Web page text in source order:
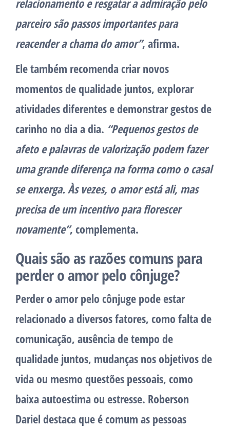
parceiro são passos importantes para
reacender a chama do amor”, afirma.
Ele também recomenda criar novos
momentos de qualidade juntos, explorar
atividades diferentes e demonstrar gestos de
carinho no dia a dia. “Pequenos gestos de
afeto e palavras de valorização podem fazer
uma grande diferença na forma como o casal
se enxerga. Às vezes, o amor está ali, mas
precisa de um incentivo para florescer
novamente”, complementa.
Quais são as razões comuns para
perder o amor pelo cônjuge?
Perder o amor pelo cônjuge pode estar
relacionado a diversos fatores, como falta de
comunicação, ausência de tempo de
qualidade juntos, mudanças nos objetivos de
vida ou mesmo questões pessoais, como
baixa autoestima ou estresse. Roberson
Dariel destaca que é comum as pessoas